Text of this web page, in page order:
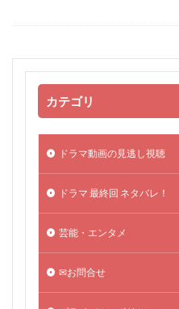
カテゴリ
ドラマ動画の見逃し視聴
ドラマ 最終回 ネタバレ！
芸能・エンタメ
✉お問合せ